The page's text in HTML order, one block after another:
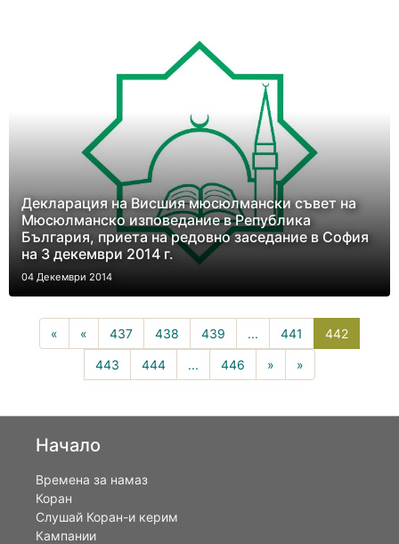
Декларация на Висшия мюсюлмански съвет на
Мюсюлманско изповедание в Република
България, приета на редовно заседание в София
на 3 декември 2014 г.
04 Декември 2014
« « 437 438 439 ... 441 442
443 444 ... 446 » »
Начало
Времена за намаз
Коран
Слушай Коран-и керим
Кампании